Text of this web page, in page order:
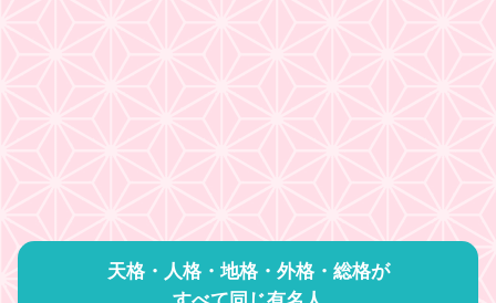
天格・人格・地格・外格・総格が